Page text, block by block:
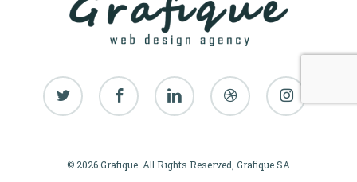
twitter facebook linkedin dribbble instagram
© 2026 Grafique. All Rights Reserved, Grafique SA